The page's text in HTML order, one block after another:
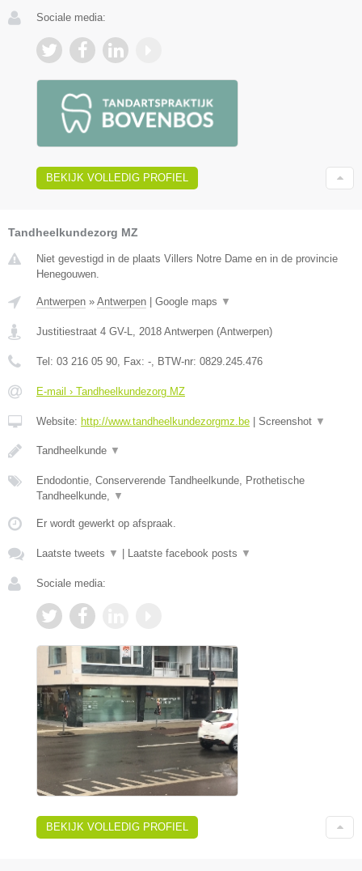
Sociale media:
BEKIJK VOLLEDIG PROFIEL
Tandheelkundezorg MZ
Niet gevestigd in de plaats Villers Notre Dame en in de provincie
Henegouwen.
Antwerpen » Antwerpen Google maps ▼
Justitiestraat 4 GV-L 2018 Antwerpen (Antwerpen)
Tel: 03 216 05 90 , Fax: - , BTW-nr: 0829.245.476
E-mail › Tandheelkundezorg MZ
Website: http://www.tandheelkundezorgmz.be Screenshot ▼
Tandheelkunde ▼
Endodontie, Conserverende Tandheelkunde, Prothetische
Tandheelkunde,
▼
Er wordt gewerkt op afspraak.
Laatste tweets ▼ Laatste facebook posts ▼
Sociale media:
BEKIJK VOLLEDIG PROFIEL